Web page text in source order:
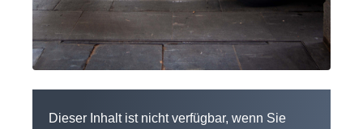
Dieser Inhalt ist nicht verfügbar, wenn Sie